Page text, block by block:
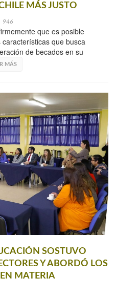
MÁS JUSTO
946
que es posible
que busca
de becados en su
MÁS
SOSTUVO
Y ABORDÓ LOS
MATERIA